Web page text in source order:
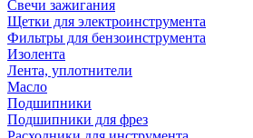
Свечи зажигания
Щетки для электроинструмента
Фильтры для бензоинструмента
Изолента
Лента, уплотнители
Масло
Подшипники
Подшипники для фрез